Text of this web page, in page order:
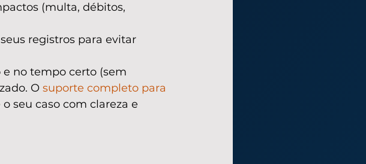
(multa, débitos,
registros para evitar
no tempo certo (sem
O suporte completo para
o seu caso com clareza e